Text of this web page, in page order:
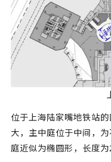
位于上海陆家嘴地铁站
大，主中庭位于中间，
庭近似为椭圆形，长度为